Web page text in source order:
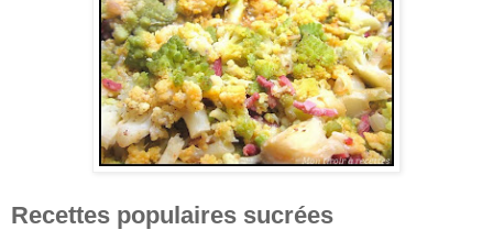
Recettes populaires sucrées